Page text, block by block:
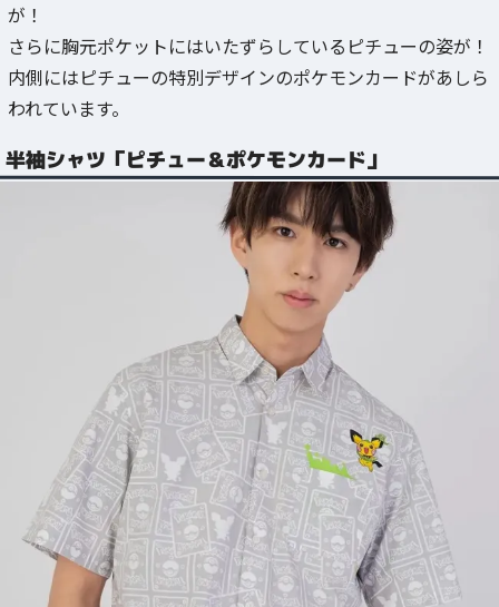
が！
さらに胸元ポケットにはいたずらしているピチューの姿が！
内側にはピチューの特別デザインのポケモンカードがあしら
われています。
半袖シャツ「ピチュー＆ポケモンカード」